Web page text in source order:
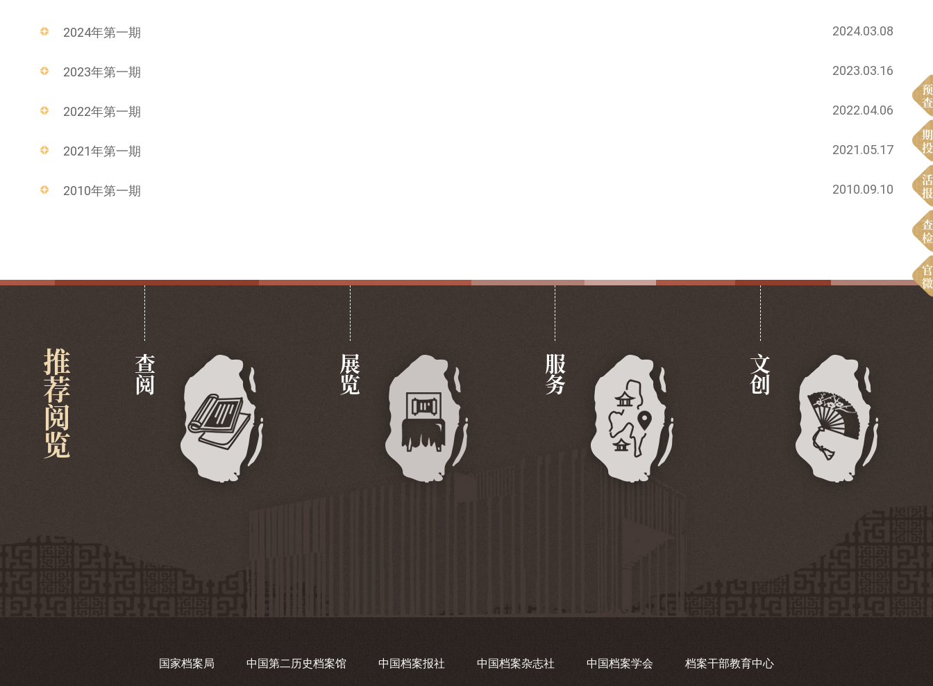
2024年第一期 2024.03.08
2023年第一期 2023.03.16
2022年第一期 2022.04.06
2021年第一期 2021.05.17
2010年第一期 2010.09.10
推荐阅览 查阅 展览 服务 文创
国家档案局 中国第二历史档案馆 中国档案报社 中国档案杂志社 中国档案学会 档案干部教育中心